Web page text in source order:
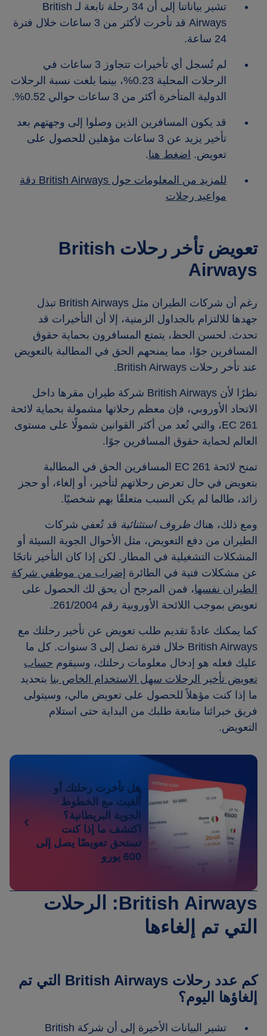
تشير بياناتنا إلى أن 34 رحلة تابعة لـ British
Airways قد تأخرت لأكثر من 3 ساعات خلال فترة
24 ساعة.
لم تُسجل أي تأخيرات تتجاوز 3 ساعات في
الرحلات المحلية 0.23%، بينما بلغت نسبة الرحلات
الدولية المتأخرة أكثر من 3 ساعات حوالي 0.52%.
قد يكون المسافرين الذين وصلوا إلى وجهتهم بعد
تأخير يزيد عن 3 ساعات مؤهلين للحصول على
تعويض. اضغط هنا.
للمزيد من المعلومات حول British Airways دقة
مواعيد رحلات
تعويض تأخر رحلات British
Airways
رغم أن شركات الطيران مثل British Airways تبذل
جهدها للالتزام بالجداول الزمنية، إلا أن التأخيرات قد
تحدث. لحسن الحظ، يتمتع المسافرون بحماية حقوق
المسافرين جوًا، مما يمنحهم الحق في المطالبة بالتعويض
عند تأخر رحلات British Airways.
نظرًا لأن British Airways شركة طيران مقرها داخل
الاتحاد الأوروبي، فإن معظم رحلاتها مشمولة بحماية لائحة
EC 261، والتي تُعد من أكثر القوانين شمولًا على مستوى
العالم لحماية حقوق المسافرين جوًا.
تمنح لائحة EC 261 المسافرين الحق في المطالبة
بتعويض في حال تعرض رحلاتهم لتأخير، أو إلغاء، أو حجز
زائد، طالما لم يكن السبب متعلقًا بهم شخصيًا.
ومع ذلك، هناك ظروف استثنائية قد تُعفي شركات
الطيران من دفع التعويض، مثل الأحوال الجوية السيئة أو
المشكلات التشغيلية في المطار. لكن إذا كان التأخير ناتجًا
عن مشكلات فنية في الطائرة إضراب من موظفي شركة
الطيران نفسها، فمن المرجح أن يحق لك الحصول على
تعويض بموجب اللائحة الأوروبية رقم 261/2004.
كما يمكنك عادةً تقديم طلب تعويض عن تأخير رحلتك مع
British Airways خلال فترة تصل إلى 3 سنوات. كل ما
عليك فعله هو إدخال معلومات رحلتك، وسيقوم حساب
تعويض تأخير الرحلات سهل الاستخدام الخاص بنا بتحديد
ما إذا كنت مؤهلاً للحصول على تعويض مالي، وسيتولى
فريق خبرائنا متابعة طلبك من البداية حتى استلام
التعويض.
هل تأخرت رحلتك أو
أُلغيت مع الخطوط
الجوية البريطانية؟
اكتشف ما إذا كنت
تستحق تعويضًا يصل إلى
600 يورو
British Airways: الرحلات
التي تم إلغاءها
كم عدد رحلات British Airways التي تم
إلغاؤها اليوم؟
تشير البيانات الأخيرة إلى أن شركة British